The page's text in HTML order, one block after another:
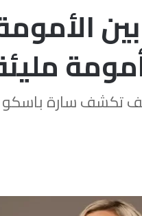
تكشف سارة باسكو